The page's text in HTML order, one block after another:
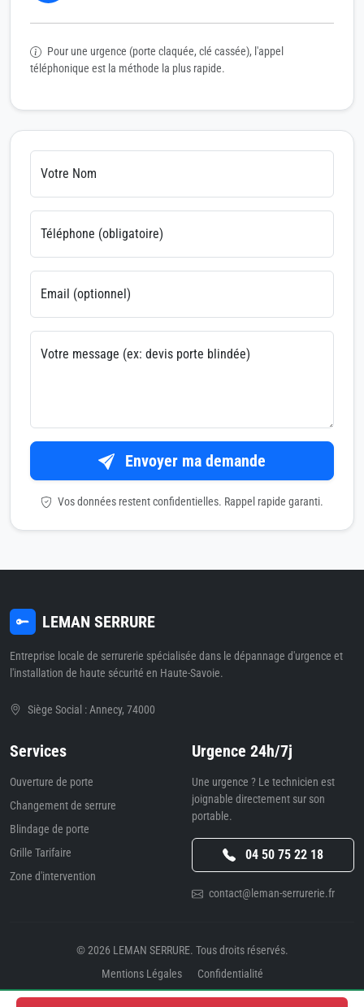
Pour une urgence (porte claquée, clé cassée), l'appel
téléphonique est la méthode la plus rapide.
Votre Nom
Téléphone (obligatoire)
Email (optionnel)
Votre message (ex: devis porte blindée)
Envoyer ma demande
Vos données restent confidentielles. Rappel rapide garanti.
LEMAN SERRURE
Entreprise locale de serrurerie spécialisée dans le dépannage d'urgence et
l'installation de haute sécurité en Haute-Savoie.
Siège Social : Annecy, 74000
Services
Ouverture de porte
Changement de serrure
Blindage de porte
Grille Tarifaire
Zone d'intervention
Urgence 24h/7j
Une urgence ? Le technicien est
joignable directement sur son
portable.
04 50 75 22 18
contact@leman-serrurerie.fr
© 2026 LEMAN SERRURE. Tous droits réservés.
Mentions Légales
Confidentialité